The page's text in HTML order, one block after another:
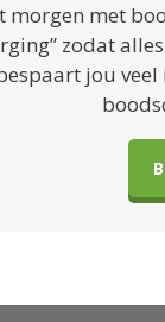
met
zodat
jou